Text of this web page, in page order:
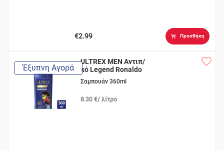
€2.99 Προσθήκη
Έξυπνη Αγορά
ULTREX MEN Αντιπ/
κό Legend Ronaldo
Σαμπουάν 360ml
8.30 €/ λίτρο